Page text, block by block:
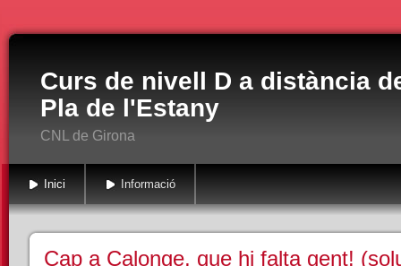
Curs de nivell D a distància
Pla de l'Estany
CNL de Girona
Inici Informació
Cap a Calonge, que hi falta gent!